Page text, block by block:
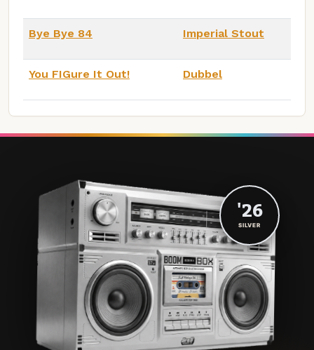
Bye Bye 84 Imperial Stout
You FIGure It Out! Dubbel
'26
SILVER